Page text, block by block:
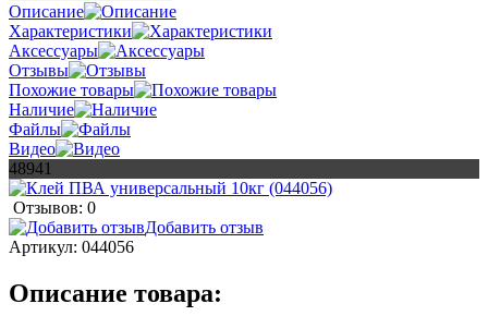
Описание
Характеристики
Аксессуары
Отзывы
Похожие товары
Наличие
Файлы
Видео
48941
Отзывов: 0
Добавить отзыв
Артикул: 044056
Описание товара: